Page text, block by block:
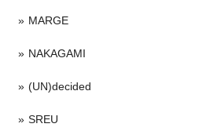
MARGE
NAKAGAMI
(UN)decided
SREU